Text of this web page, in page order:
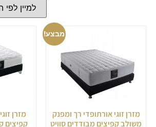
מבצע!
מזרן זוגי אורתופדי רך ומפנק
משולב קפיצים מבודדים סוויט
מזרן